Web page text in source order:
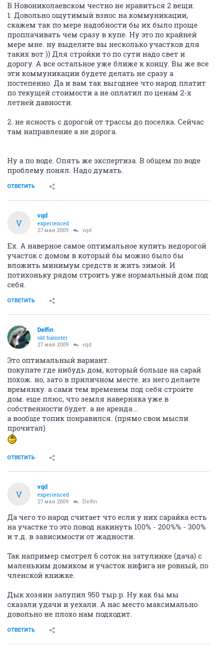
В Новониколаевском честно не нравиться 2 вещи.
1. Довольно ощутимый взнос на коммуникации,
скажем так по мере надобности бы их было проще
проплачивать чем сразу в купе. Ну это по крайней
мере мне. ну выделите вы несколько участков для
таких вот )) Для стройки то по сути надо свет и
дорогу. А все остальное уже ближе к концу. Вы же все
эти коммуникации будете делать не сразу а
постепенно. Да и вам так выгоднее что народ платит
по текущей стоимости а не оплатил по ценам 2-х
летней давности.
2. не ясность с дорогой от трассы до поселка. Сейчас
там направление а не дорога.
Ну а по воде. Опять же экспертиза. В общем по воде
проблему понял. Надо думать.
ОТВЕТИТЬ
V
vqd
experienced
27 мая 2009 vqd
Ех. А наверное самое оптимальное купить недорогой
участок с домом в который бы можно было бы
вложить минимум средств и жить зимой. И
потихоньку рядом строить уже нормальный дом под
себя.
ОТВЕТИТЬ
Delfin
old hamster
27 мая 2009 vqd
Это оптимальный вариант.
покупате где нибудь дом, который больше на сарай
похож. но, зато в приличном месте. из него делаете
времянку. а сами тем временем под себя строите
дом. еще плюс, что земля наверняка уже в
собственности будет. а не аренда...
а вообще топик понравился. (прямо свои мысли
прочитал)
ОТВЕТИТЬ
V
vqd
experienced
27 мая 2009 Delfin
Да чего то народ считает что если у них сарайка есть
на участке то это повод накинуть 100% - 200%% - 300%
и т.д. в зависимости от жадности.
Так например смотрел 6 соток на затулинке (дача) с
маленьким домиком и участок нифига не ровный, по
членской книжке.
Дык хозяин залупил 950 тыр.р. Ну как бы мы
сказали удачи и уехали. А нас место максимально
довольно не плохо нам подходит.
ОТВЕТИТЬ